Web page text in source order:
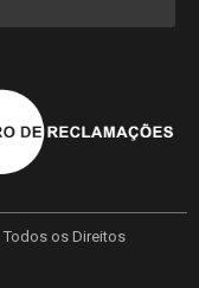
Todos os Direitos